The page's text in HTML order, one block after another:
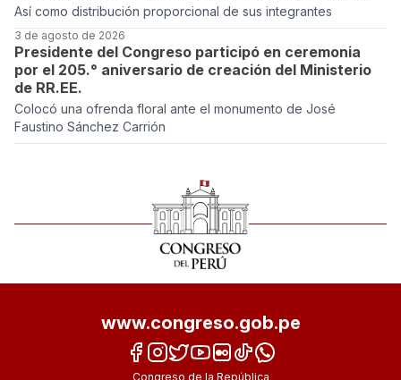
Así como distribución proporcional de sus integrantes
3 de agosto de 2026
Presidente del Congreso participó en ceremonia
por el 205.° aniversario de creación del Ministerio
de RR.EE.
Colocó una ofrenda floral ante el monumento de José
Faustino Sánchez Carrión
www.congreso.gob.pe
Congreso de la República